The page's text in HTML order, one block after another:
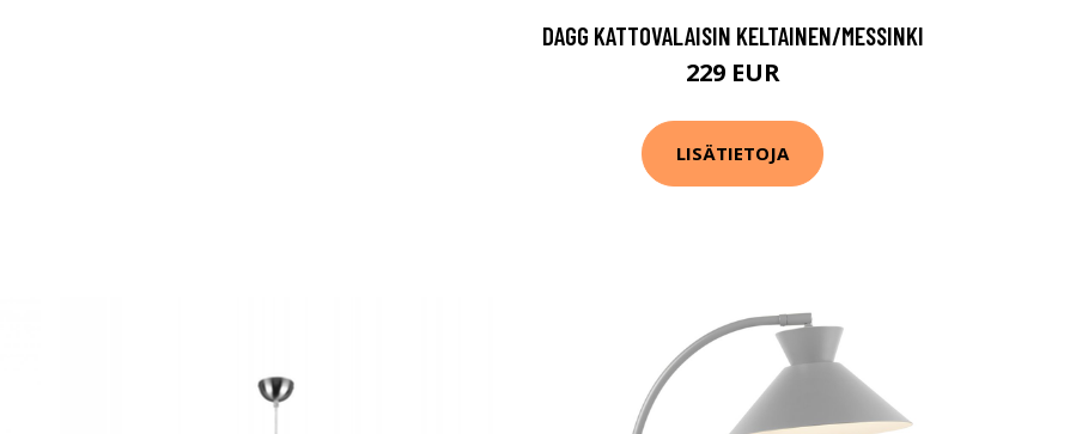
DAGG KATTOVALAISIN KELTAINEN/MESSINKI
229 EUR
LISÄTIETOJA